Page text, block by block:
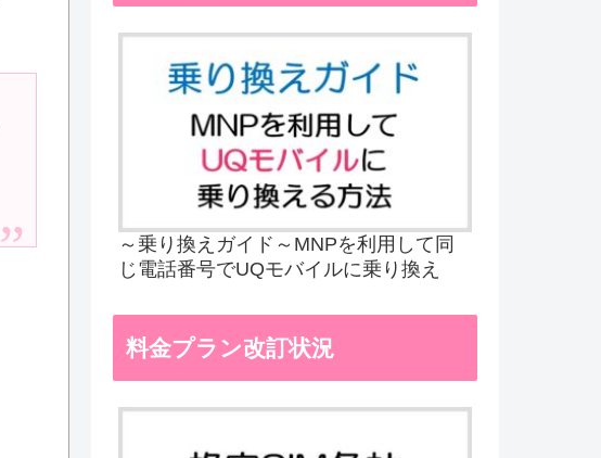
～乗り換えガイド～MNPを利用して同
じ電話番号でUQモバイルに乗り換え
料金プラン改訂状況